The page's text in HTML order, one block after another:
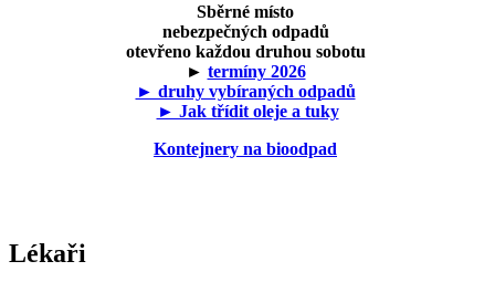
Sběrné místo
nebezpečných odpadů
otevřeno každou druhou sobotu
► termíny 2026
► druhy vybíraných odpadů
► Jak třídit oleje a tuky
Kontejnery na bioodpad
Lékaři